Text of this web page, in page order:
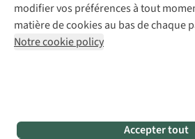
modifier vos préférences à tout
matière de cookies au bas de chaque
Notre cookie policy
Accepter tout
Mentions légales
Politique de
Conditions générales